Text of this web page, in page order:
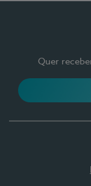
Quer